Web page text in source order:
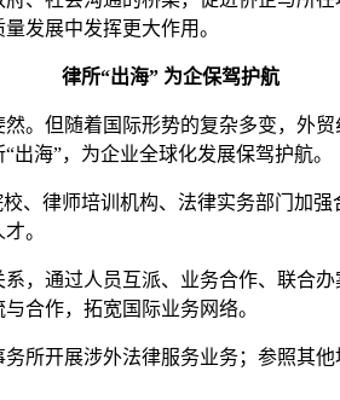
发展中发挥更大作用。
律所“出海” 为企保驾护航
但随着国际形势的复杂多变，外
海”，为企业全球化发展保驾护航。
律师培训机构、法律实务部门加
。
通过人员互派、业务合作、联合
合作，拓宽国际业务网络。
开展涉外法律服务业务；参照其